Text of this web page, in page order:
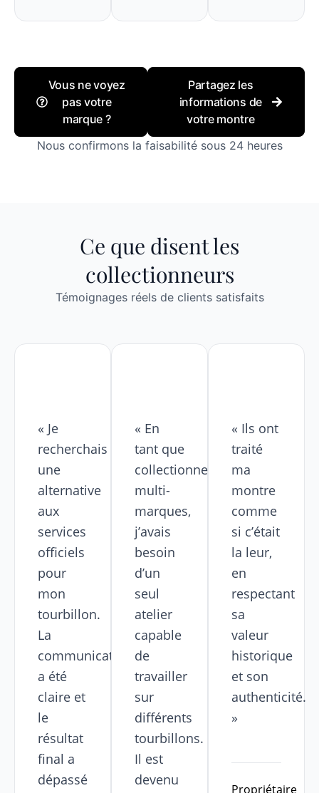
Vous ne voyez
pas votre
marque ?
Partagez les
informations de
votre montre
Nous confirmons la faisabilité sous 24 heures
Ce que disent les
collectionneurs
Témoignages réels de clients satisfaits
« Je
recherchais
une
alternative
aux
services
officiels
pour
mon
tourbillon.
La
communication
a été
claire et
le
résultat
final a
dépassé
« En
tant que
collectionneur
multi-
marques,
j’avais
besoin
d’un
seul
atelier
capable
de
travailler
sur
différents
tourbillons.
Il est
devenu
« Ils ont
traité
ma
montre
comme
si c’était
la leur,
en
respectant
sa
valeur
historique
et son
authenticité.
»
Propriétaire